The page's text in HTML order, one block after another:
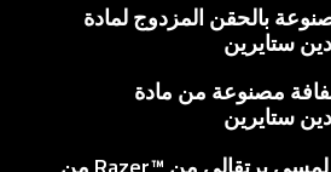
بالحقن المزدوج لمادة
ستايرين
مصنوعة من مادة
ستايرين